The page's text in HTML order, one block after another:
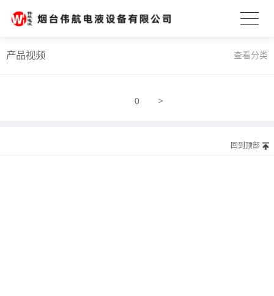
产品视频 查看分类
0 >
回到顶部